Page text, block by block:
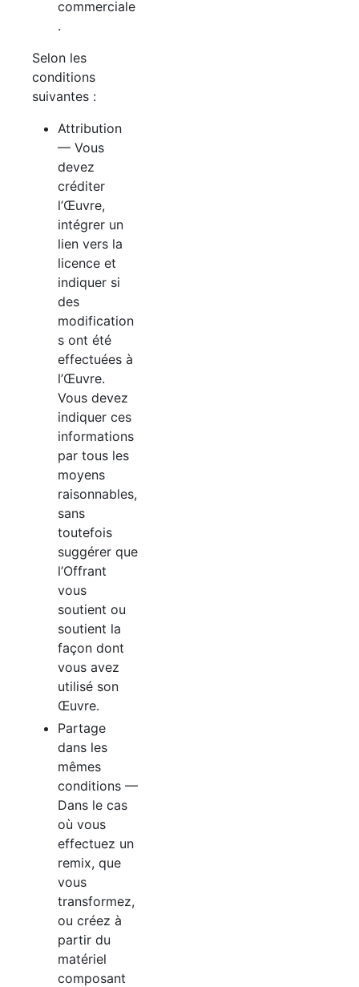
commerciale
.
Selon les
conditions
suivantes :
Attribution
— Vous
devez
créditer
l’Œuvre,
intégrer un
lien vers la
licence et
indiquer si
des
modification
s ont été
effectuées à
l’Œuvre.
Vous devez
indiquer ces
informations
par tous les
moyens
raisonnables,
sans
toutefois
suggérer que
l’Offrant
vous
soutient ou
soutient la
façon dont
vous avez
utilisé son
Œuvre.
Partage
dans les
mêmes
conditions —
Dans le cas
où vous
effectuez un
remix, que
vous
transformez,
ou créez à
partir du
matériel
composant